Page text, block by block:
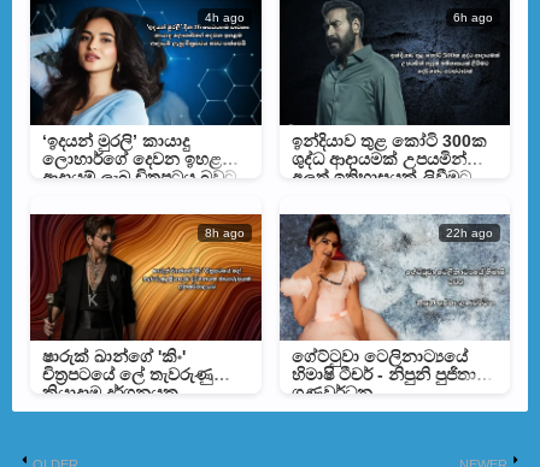
4h ago
‘ඉදයන් මුරලි’ කායාදු
ලොහාර්ගේ දෙවන ඉහළම
ආදායම් ලැබූ චිත්‍රපටය බවට
6h ago
ඉන්දියාව තුළ කෝටි 300ක
ශුද්ධ ආදායමක් උපයමින්
අලුත් ඉතිහාසයක් ලිවීමට
8h ago
ෂාරුක් ඛාන්ගේ 'කිං'
චිත්‍රපටයේ ලේ තැවරුණු
ක්‍රියාදාම දර්ශනයක
ඡායාරූපයක් අන්තර්ජාලයට
22h ago
ගේට්ටුවා ටෙලිනාට්‍යයේ
හිමාෂි ටීචර් - නිපුනි පුජිතා
ගුණවර්ධන